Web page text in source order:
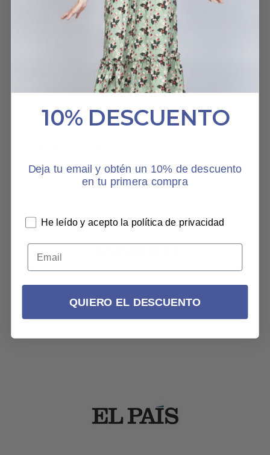
modelo precioso.
VESTIDO BOTANIC LIFE
NIEVES GARCÍA PÉREZ
23 ENERO, 2026
10% DESCUENTO
Deja tu email y obtén un 10% de descuento
en tu primera compra
He leído y acepto la política de privacidad
QUIERO EL DESCUENTO